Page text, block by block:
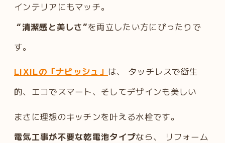
インテリアにもマッチ。
“清潔感と美しさ”を両立したい方にぴったりで
す。
LIXILの「ナビッシュ」 は、 タッチレスで衛生
的、エコでスマート、そしてデザインも美しい
まさに理想のキッチンを叶える水栓です。
電気工事が不要な乾電池タイプなら、 リフォーム